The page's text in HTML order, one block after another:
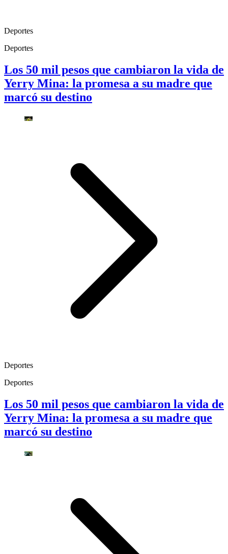
Deportes
Deportes
Los 50 mil pesos que cambiaron la vida de
Yerry Mina: la promesa a su madre que
marcó su destino
Deportes
Deportes
Los 50 mil pesos que cambiaron la vida de
Yerry Mina: la promesa a su madre que
marcó su destino